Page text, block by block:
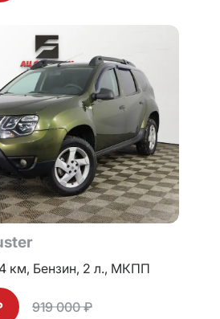
км, Бензин, 2 л., МКПП
919 000 ₽